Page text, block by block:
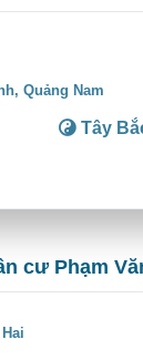
Quảng Nam
Tây
cư Phạm